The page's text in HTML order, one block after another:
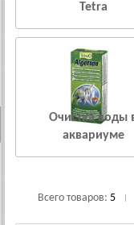
Tetra
Очистка воды
аквариуме
Всего товаров: 5